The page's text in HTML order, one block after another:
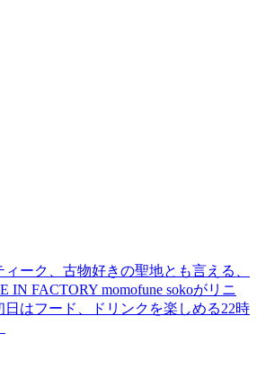
ーク、古物好きの聖地とも言える、
IN FACTORY momofune sokoがリニ
日はフード、ドリンクを楽しめる22時